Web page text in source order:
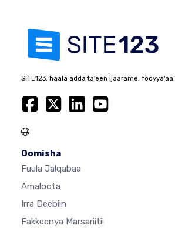
SITE123: haala adda ta'een ijaarame,
Oomisha
Fuula Jalqabaa
Amaloota
Irra Deebiin
Fakkeenya Marsariitii